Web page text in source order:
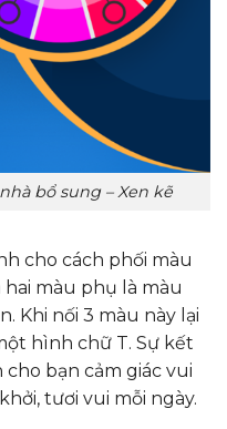
bổ sung – Xen kẽ
cho cách phối màu
màu phụ là màu
Khi nối 3 màu này lại
hình chữ T. Sự kết
bạn cảm giác vui
tươi vui mỗi ngày.